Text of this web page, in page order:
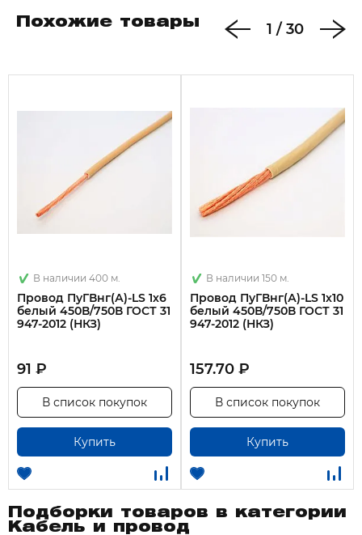
Похожие товары 1 / 30
В наличии 400 м.
Провод ПуГВнг(А)-LS 1х6
белый 450В/750В ГОСТ 31
947-2012 (НКЗ)
91 ₽
Купить
В список покупок
В наличии 150 м.
Провод ПуГВнг(А)-LS 1х10
белый 450В/750В ГОСТ 31
947-2012 (НКЗ)
157.70 ₽
Купить
В список покупок
Подборки товаров в категории
Кабель и провод